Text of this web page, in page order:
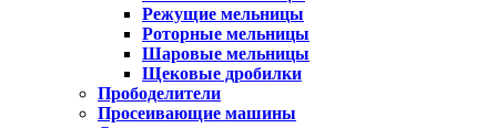
Режущие мельницы
Роторные мельницы
Шаровые мельницы
Щековые дробилки
Прободелители
Просеивающие машины